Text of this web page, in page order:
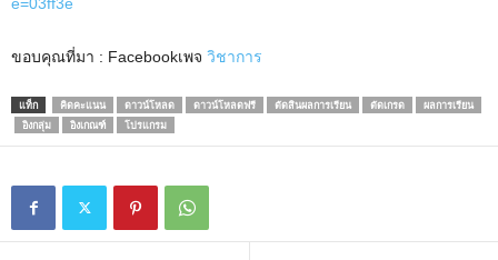
ขอบคุณที่มา : Facebookเพจ วิชาการ
แท็ก คิดคะแนน ดาวน์โหลด ดาวน์โหลดฟรี ตัดสินผลการเรียน ตัดเกรด
ผลการเรียน
อิงกลุ่ม
อิงเกณฑ์ โปรแกรม